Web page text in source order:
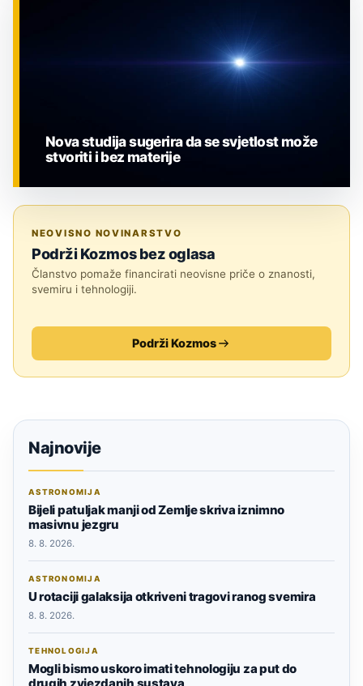
Nova studija sugerira da se svjetlost može
stvoriti i bez materije
NEOVISNO NOVINARSTVO
Podrži Kozmos bez oglasa
Članstvo pomaže financirati neovisne priče o znanosti,
svemiru i tehnologiji.
Podrži Kozmos
Najnovije
ASTRONOMIJA
Bijeli patuljak manji od Zemlje skriva iznimno
masivnu jezgru
8. 8. 2026.
ASTRONOMIJA
U rotaciji galaksija otkriveni tragovi ranog svemira
8. 8. 2026.
TEHNOLOGIJA
Mogli bismo uskoro imati tehnologiju za put do